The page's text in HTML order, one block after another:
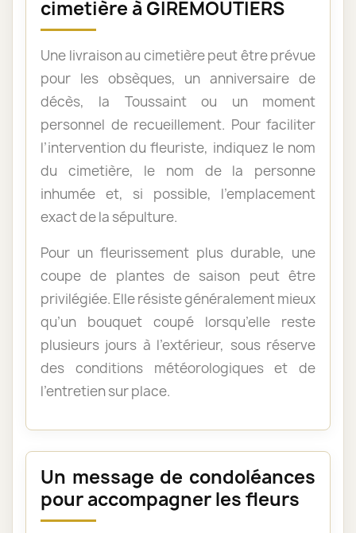
cimetière à GIREMOUTIERS
Une livraison au cimetière peut être prévue
pour les obsèques, un anniversaire de
décès, la Toussaint ou un moment
personnel de recueillement. Pour faciliter
l’intervention du fleuriste, indiquez le nom
du cimetière, le nom de la personne
inhumée et, si possible, l’emplacement
exact de la sépulture.
Pour un fleurissement plus durable, une
coupe de plantes de saison peut être
privilégiée. Elle résiste généralement mieux
qu’un bouquet coupé lorsqu’elle reste
plusieurs jours à l’extérieur, sous réserve
des conditions météorologiques et de
l’entretien sur place.
Un message de condoléances
pour accompagner les fleurs